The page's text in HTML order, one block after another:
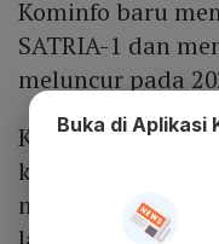
Kominfo baru
SATRIA-1 dan
meluncur pada
Kementerian
kapasitas 150 GB
menyediakan
Buka di Aplikasi